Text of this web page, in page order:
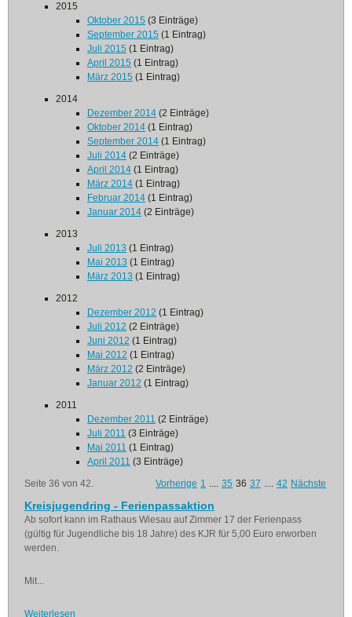
2015
Oktober 2015 (3 Einträge)
September 2015 (1 Eintrag)
Juli 2015 (1 Eintrag)
April 2015 (1 Eintrag)
März 2015 (1 Eintrag)
2014
Dezember 2014 (2 Einträge)
Oktober 2014 (1 Eintrag)
September 2014 (1 Eintrag)
Juli 2014 (2 Einträge)
April 2014 (1 Eintrag)
März 2014 (1 Eintrag)
Februar 2014 (1 Eintrag)
Januar 2014 (2 Einträge)
2013
Juli 2013 (1 Eintrag)
Mai 2013 (1 Eintrag)
März 2013 (1 Eintrag)
2012
Dezember 2012 (1 Eintrag)
Juli 2012 (2 Einträge)
Juni 2012 (1 Eintrag)
Mai 2012 (1 Eintrag)
März 2012 (2 Einträge)
Januar 2012 (1 Eintrag)
2011
Dezember 2011 (2 Einträge)
Juli 2011 (3 Einträge)
Mai 2011 (1 Eintrag)
April 2011 (3 Einträge)
Seite 36 von 42.
Vorherige 1 .... 35 36 37 .... 42 Nächste
Kreisjugendring - Ferienpassaktion
Ab sofort kann im Rathaus Wiesau auf Zimmer 17 der Ferienpass
(gültig für Jugendliche bis 18 Jahre) des KJR für 5,00 Euro erworben
werden.
Mit...
Weiterlesen